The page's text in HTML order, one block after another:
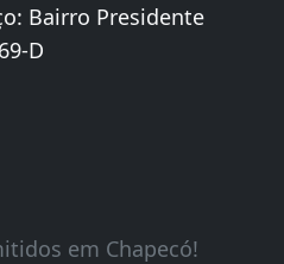
Bairro Presidente
D
em Chapecó!